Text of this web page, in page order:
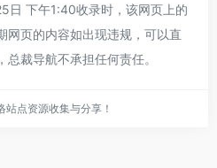
日 下午1:40收录时，该网页上的
网页的内容如出现违规，可以直
裁导航不承担任何责任。
点资源收集与分享！